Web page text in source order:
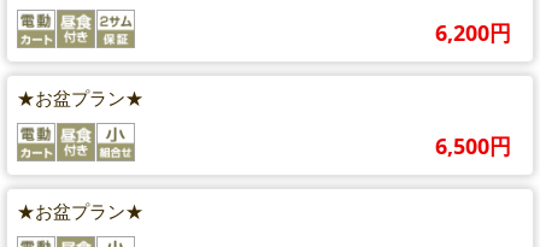
6,200円
★お盆プラン★
6,500円
★お盆プラン★